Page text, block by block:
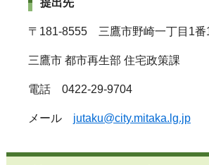
提出先
〒181-8555 三鷹市野崎一丁目1番
三鷹市 都市再生部 住宅政策課
電話 0422-29-9704
メール jutaku@city.mitaka.lg.jp